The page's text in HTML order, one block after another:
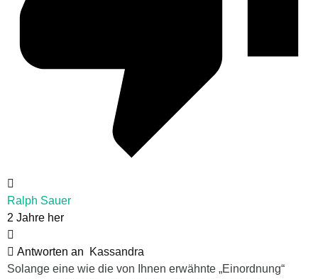
Ralph Sauer
2 Jahre her
Antworten an
Kassandra
Solange eine wie die von Ihnen erwähnte „Einordnung“